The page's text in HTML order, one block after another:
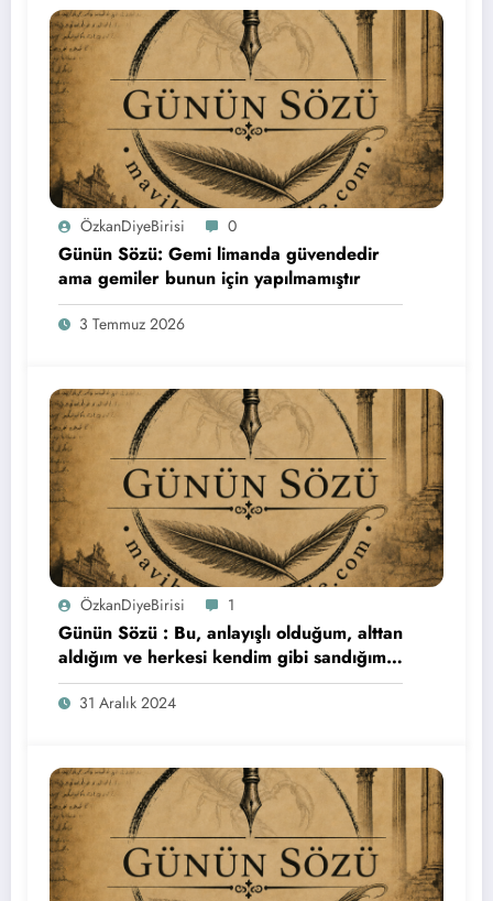
ÖzkanDiyeBirisi 0
Günün Sözü: Gemi limanda güvendedir
ama gemiler bunun için yapılmamıştır
3 Temmuz 2026
ÖzkanDiyeBirisi 1
Günün Sözü : Bu, anlayışlı olduğum, alttan
aldığım ve herkesi kendim gibi sandığım
son yıldı. Herkese bol şans…
31 Aralık 2024